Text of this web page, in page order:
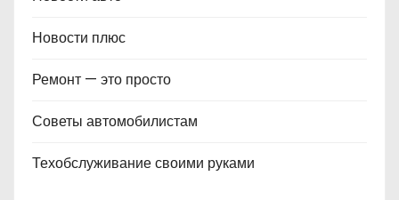
Новости плюс
Ремонт — это просто
Советы автомобилистам
Техобслуживание своими руками